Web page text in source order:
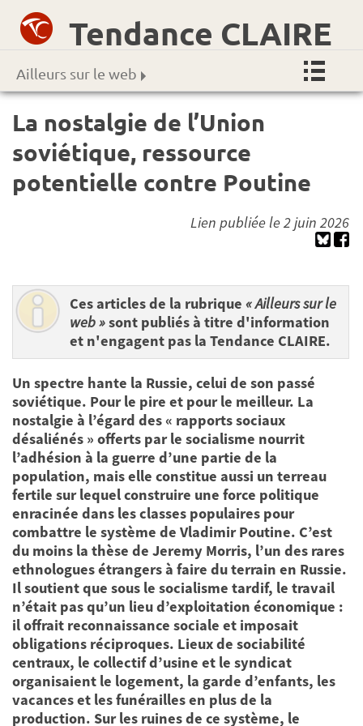
Tendance CLAIRE
Ailleurs sur le web
La nostalgie de l’Union
soviétique, ressource
potentielle contre Poutine
Lien publiée le 2 juin 2026
Ces articles de la rubrique « Ailleurs sur le
web »sont publiés à titre d'information
et n'engagent pas la Tendance CLAIRE.
Un spectre hante la Russie, celui de son passé
soviétique. Pour le pire et pour le meilleur. La
nostalgie à l’égard des « rapports sociaux
désaliénés » offerts par le socialisme nourrit
l’adhésion à la guerre d’une partie de la
population, mais elle constitue aussi un terreau
fertile sur lequel construire une force politique
enracinée dans les classes populaires pour
combattre le système de Vladimir Poutine. C’est
du moins la thèse de Jeremy Morris, l’un des rares
ethnologues étrangers à faire du terrain en Russie.
Il soutient que sous le socialisme tardif, le travail
n’était pas qu’un lieu d’exploitation économique :
il offrait reconnaissance sociale et imposait
obligations réciproques. Lieux de sociabilité
centraux, le collectif d’usine et le syndicat
organisaient le logement, la garde d’enfants, les
vacances et les funérailles en plus de la
production. Sur les ruines de ce système, le